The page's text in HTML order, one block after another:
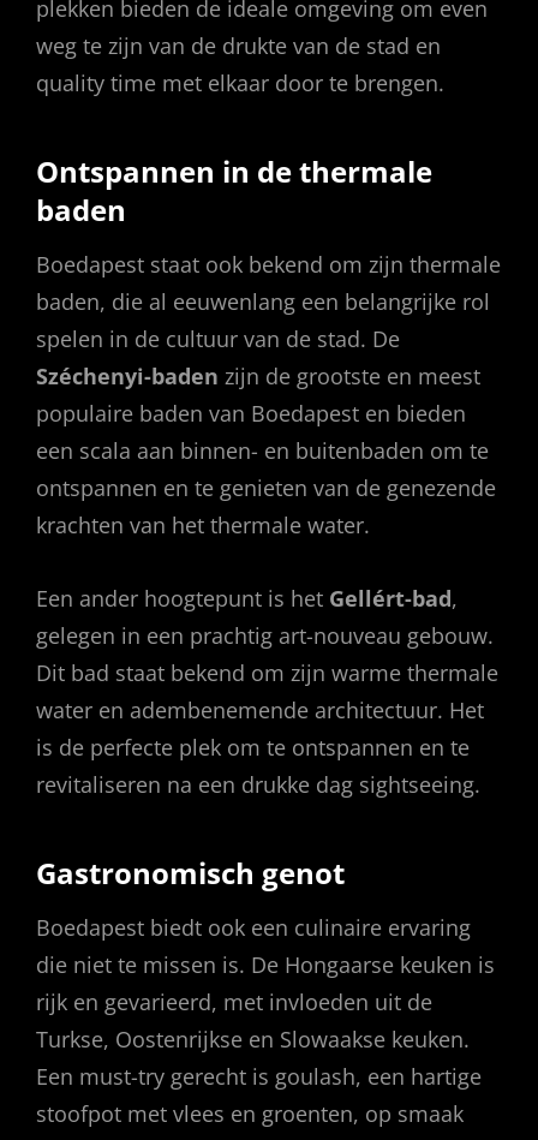
plekken bieden de ideale omgeving om even
weg te zijn van de drukte van de stad en
quality time met elkaar door te brengen.
Ontspannen in de thermale
baden
Boedapest staat ook bekend om zijn thermale
baden, die al eeuwenlang een belangrijke rol
spelen in de cultuur van de stad. De
Széchenyi-baden zijn de grootste en meest
populaire baden van Boedapest en bieden
een scala aan binnen- en buitenbaden om te
ontspannen en te genieten van de genezende
krachten van het thermale water.
Een ander hoogtepunt is het Gellért-bad,
gelegen in een prachtig art-nouveau gebouw.
Dit bad staat bekend om zijn warme thermale
water en adembenemende architectuur. Het
is de perfecte plek om te ontspannen en te
revitaliseren na een drukke dag sightseeing.
Gastronomisch genot
Boedapest biedt ook een culinaire ervaring
die niet te missen is. De Hongaarse keuken is
rijk en gevarieerd, met invloeden uit de
Turkse, Oostenrijkse en Slowaakse keuken.
Een must-try gerecht is goulash, een hartige
stoofpot met vlees en groenten, op smaak